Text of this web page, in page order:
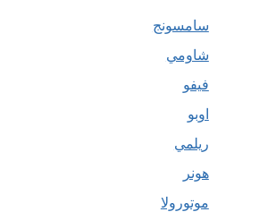
سامسونج
شاومي
فيفو
اوبو
ريلمي
هونر
موتورولا